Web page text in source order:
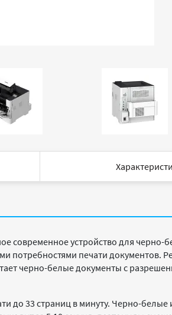
современное устройство для черно-
потребностями печати
черно-белые документы с
до 33 страниц в минуту. Черно-